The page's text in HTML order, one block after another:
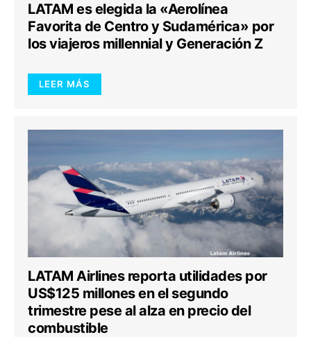
LATAM es elegida la «Aerolínea
Favorita de Centro y Sudamérica» por
los viajeros millennial y Generación Z
LEER MÁS
LATAM Airlines reporta utilidades por
US$125 millones en el segundo
trimestre pese al alza en precio del
combustible